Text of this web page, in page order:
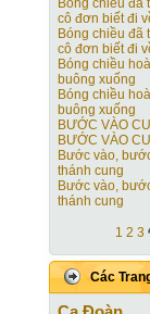
Bóng chiều đã
cô đơn biết đi
Bóng chiều đã
cô đơn biết đi
Bóng chiều
buông xuống
Bóng chiều
buông xuống
BƯỚC VÀO
BƯỚC VÀO
Bước vào,
thánh cung
Bước vào,
thánh cung
1 2 3
Các